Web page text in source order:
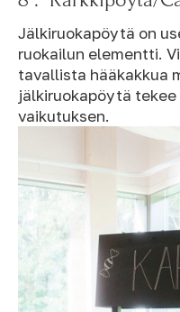
Jälkiruokapöytä on
ruokailun elementti.
tavallista hääkakkua
jälkiruokapöytä tekee
vaikutuksen.